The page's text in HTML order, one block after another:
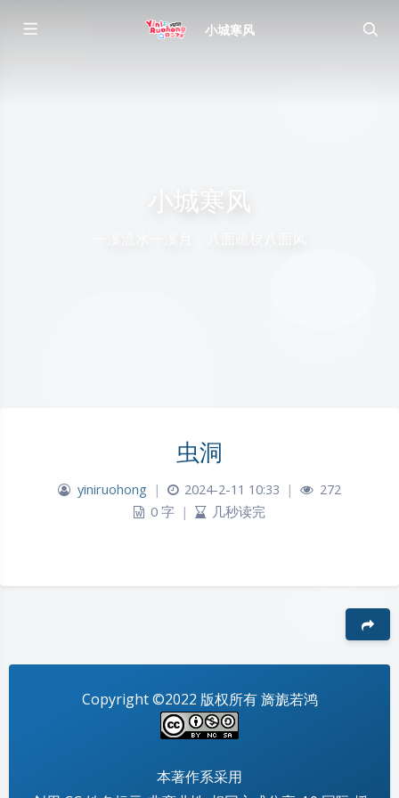
小城寒风
小城寒风
Sans Serif
关闭 日落
虫洞
yiniruohong | 2024-2-11 10:33 |
272
0 字 | 几秒读完
豆
Copyright ©2022 版权所有 旖旎若鸿
本著作系采用